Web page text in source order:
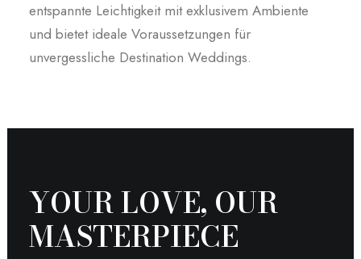
entspannte Leichtigkeit mit exklusivem Ambiente
und bietet ideale Voraussetzungen für
unvergessliche Destination Weddings.
YOUR LOVE, OUR
MASTER­PIECE